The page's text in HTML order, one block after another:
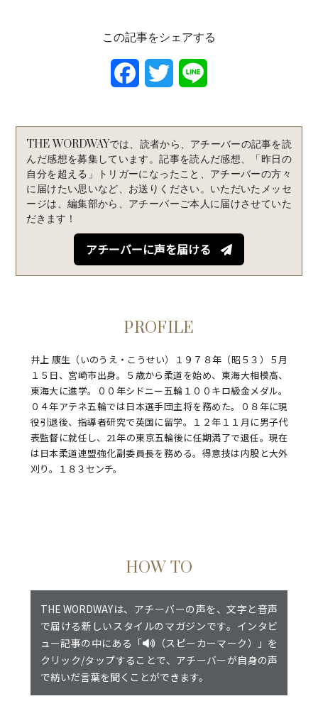
この記事をシェアする
c
e
b
o
k
i
t
t
r
n
e
THE WORDWAYでは、読者から、アチーバーの記事を読
んだ感想を募集しています。記事を読んだ感想、「昨日の
自分を超える」トリガーになったこと、アチーバーの方々
に届けたい思いなど、お送りください。いただいたメッセ
ージは、編集部から、アチーバーご本人に届けさせていた
だきます！
アチーバーに声を届ける
PROFILE
井上 康生（いのうえ・こうせい）１９７８年（昭５３）５月
１５日、宮崎市出身。５歳から柔道を始め、東海大相模高、
東海大に進学。００年シドニー五輪１００キロ級金メダル。
０４年アテネ五輪では日本選手団主将を務めた。０８年に現
役引退後、指導者研究で英国に留学。１２年１１月に男子代
表監督に就任し、21年の東京五輪後に任期満了で退任。現在
は日本柔道連盟強化副委員長を務める。得意技は内股と大外
刈り。１８３センチ。
HOW TO
THE WORDWAYは、アチーバーの声を、文字と音声
で届ける新しいスタイルのマガジンです。インタビ
ュー記事の中にある「
（スピーカーマーク）」を
クリック/タップすることで、アチーバーが自身の声
で紡いだ言葉を聞くことができます。